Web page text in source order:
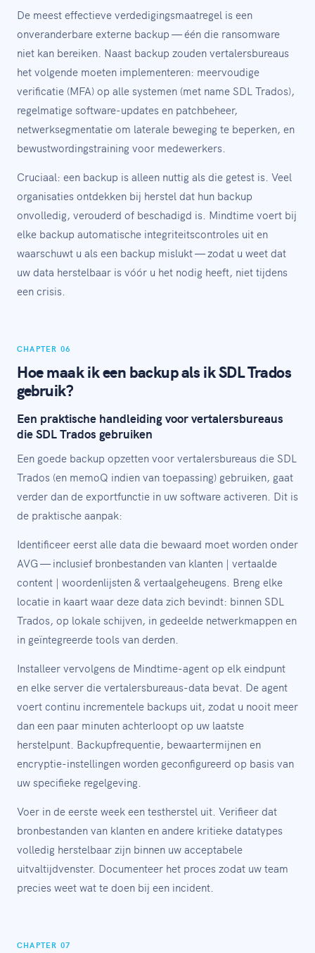
De meest effectieve verdedigingsmaatregel is een
onveranderbare externe backup — één die ransomware
niet kan bereiken. Naast backup zouden vertalersbureaus
het volgende moeten implementeren: meervoudige
verificatie (MFA) op alle systemen (met name SDL Trados),
regelmatige software-updates en patchbeheer,
netwerksegmentatie om laterale beweging te beperken, en
bewustwordingstraining voor medewerkers.
Cruciaal: een backup is alleen nuttig als die getest is. Veel
organisaties ontdekken bij herstel dat hun backup
onvolledig, verouderd of beschadigd is. Mindtime voert bij
elke backup automatische integriteitscontroles uit en
waarschuwt u als een backup mislukt — zodat u weet dat
uw data herstelbaar is vóór u het nodig heeft, niet tijdens
een crisis.
CHAPTER 06
Hoe maak ik een backup als ik SDL Trados
gebruik?
Een praktische handleiding voor vertalersbureaus
die SDL Trados gebruiken
Een goede backup opzetten voor vertalersbureaus die SDL
Trados (en memoQ indien van toepassing) gebruiken, gaat
verder dan de exportfunctie in uw software activeren. Dit is
de praktische aanpak:
Identificeer eerst alle data die bewaard moet worden onder
AVG — inclusief bronbestanden van klanten | vertaalde
content | woordenlijsten & vertaalgeheugens. Breng elke
locatie in kaart waar deze data zich bevindt: binnen SDL
Trados, op lokale schijven, in gedeelde netwerkmappen en
in geïntegreerde tools van derden.
Installeer vervolgens de Mindtime-agent op elk eindpunt
en elke server die vertalersbureaus-data bevat. De agent
voert continu incrementele backups uit, zodat u nooit meer
dan een paar minuten achterloopt op uw laatste
herstelpunt. Backupfrequentie, bewaartermijnen en
encryptie-instellingen worden geconfigureerd op basis van
uw specifieke regelgeving.
Voer in de eerste week een testherstel uit. Verifieer dat
bronbestanden van klanten en andere kritieke datatypes
volledig herstelbaar zijn binnen uw acceptabele
uitvaltijdvenster. Documenteer het proces zodat uw team
precies weet wat te doen bij een incident.
CHAPTER 07